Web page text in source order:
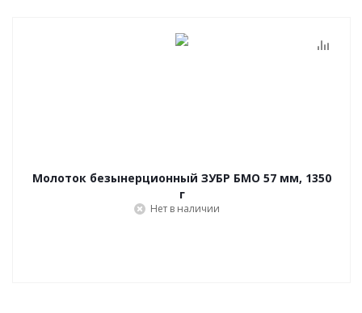
Молоток безынерционный ЗУБР БМО 57 мм, 1350
г
Нет в наличии